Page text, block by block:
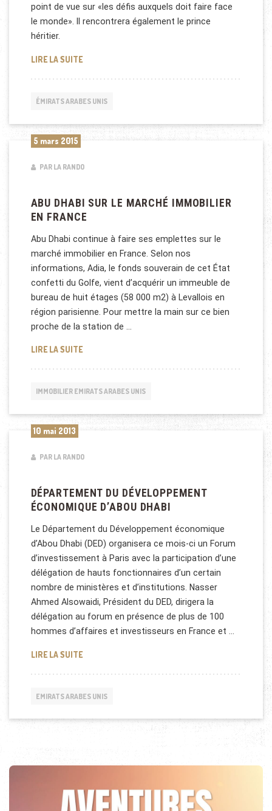
point de vue sur «les défis auxquels doit faire face
le monde». Il rencontrera également le prince
héritier.
LIRE LA SUITENICOLAS SARKOZY À ABU DHABI
ÉMIRATS ARABES UNIS
5 mars 2015
PAR LA RANDO
ABU DHABI SUR LE MARCHÉ IMMOBILIER
EN FRANCE
Abu Dhabi continue à faire ses emplettes sur le
marché immobilier en France. Selon nos
informations, Adia, le fonds souverain de cet État
confetti du Golfe, vient d’acquérir un immeuble de
bureau de huit étages (58 000 m2) à Levallois en
région parisienne. Pour mettre la main sur ce bien
proche de la station de …
LIRE LA SUITEABU DHABI SUR LE MARCHÉ IMMOBILIER EN FRANCE
IMMOBILIER EMIRATS ARABES UNIS
10 mai 2013
PAR LA RANDO
DÉPARTEMENT DU DÉVELOPPEMENT
ÉCONOMIQUE D’ABOU DHABI
Le Département du Développement économique
d’Abou Dhabi (DED) organisera ce mois-ci un Forum
d’investissement à Paris avec la participation d’une
délégation de hauts fonctionnaires d’un certain
nombre de ministères et d’institutions. Nasser
Ahmed Alsowaidi, Président du DED, dirigera la
délégation au forum en présence de plus de 100
hommes d’affaires et investisseurs en France et …
LIRE LA SUITEDÉPARTEMENT DU DÉVELOPPEMENT ÉCONOMIQUE
EMIRATS ARABES UNIS